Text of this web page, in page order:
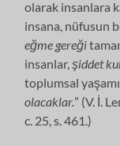
olarak insanlara
insana, nüfusun
eğme gereği
insanlar, şiddet
toplumsal
olacaklar.” (V. İ.
c. 25, s. 461.)